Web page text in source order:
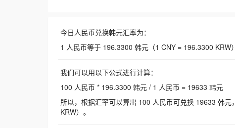
今日人民币兑换韩元汇率为：
1 人民币等于 196.3300 韩元（1 CNY = 196.3300 KRW
我们可以用以下公式进行计算：
100 人民币 * 196.3300 韩元 / 1 人民币 = 19633 韩元
所以，根据汇率可以算出 100 人民币可兑换 19633 韩
KRW）。